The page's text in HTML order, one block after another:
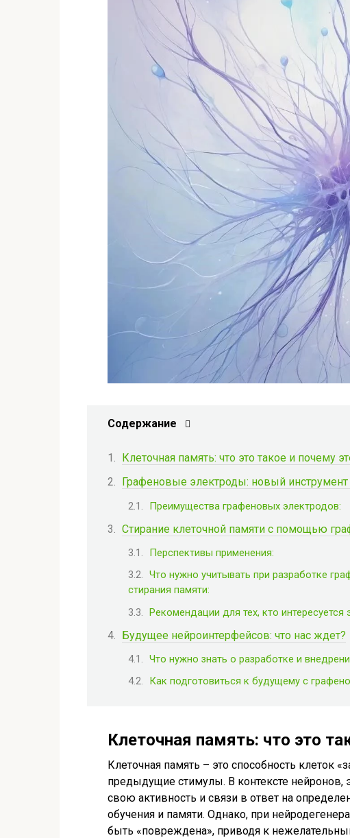
Содержание
Клеточная память: что это такое и почему
Графеновые электроды: новый
Преимущества графеновых электродов:
Стирание клеточной памяти с помощью
Перспективы применения:
Что нужно учитывать при разработке
стирания памяти:
Рекомендации для тех, кто интересуется
Будущее нейроинтерфейсов: что нас ждет?
Что нужно знать о разработке и
Как подготовиться к будущему с
Клеточная память: что это
Клеточная память – это способность клеток
предыдущие стимулы. В контексте нейронов,
свою активность и связи в ответ на
обучения и памяти. Однако, при
быть «повреждена», приводя к